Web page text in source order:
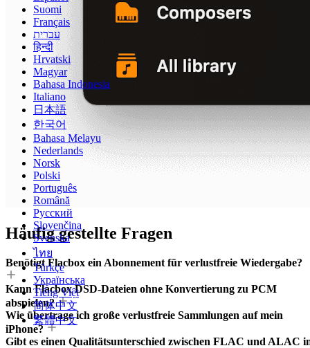
Suomi
Français
עברית
हिन्दी
Hrvatski
Magyar
Bahasa Indonesia
Italiano
日本語
한국어
Bahasa Melayu
Nederlands
Norsk
Polski
Português
Română
Русский
Slovenčina
Svenska
ไทย
Türkçe
Українська
Tiếng Việt
简体中文
繁體中文
Häufig gestellte Fragen
Benötigt Flacbox ein Abonnement für verlustfreie Wiedergabe?
Kann Flacbox DSD-Dateien ohne Konvertierung zu PCM
abspielen?
Wie übertrage ich große verlustfreie Sammlungen auf mein
iPhone?
Gibt es einen Qualitätsunterschied zwischen FLAC und ALAC